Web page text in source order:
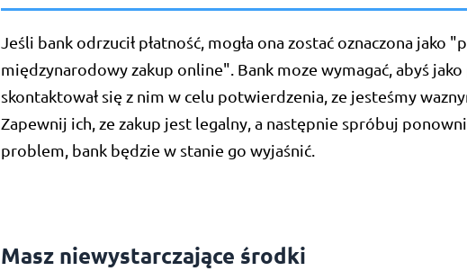
Jeśli bank odrzucił płatność, mogła ona zostać oznaczona jako
międzynarodowy zakup online". Bank moze wymagać, abyś
skontaktował się z nim w celu potwierdzenia, ze jesteśmy
Zapewnij ich, ze zakup jest legalny, a następnie spróbuj
problem, bank będzie w stanie go wyjaśnić.
Masz niewystarczające środki